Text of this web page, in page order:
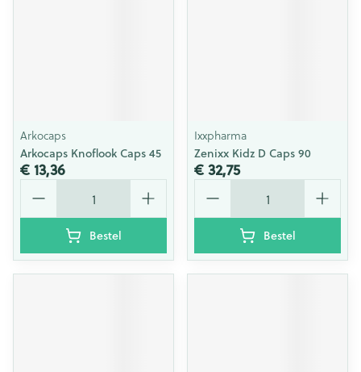
Arkocaps
Arkocaps Knoflook Caps 45
€ 13,36
Aantal
Bestel
Ixxpharma
Zenixx Kidz D Caps 90
€ 32,75
Aantal
Bestel